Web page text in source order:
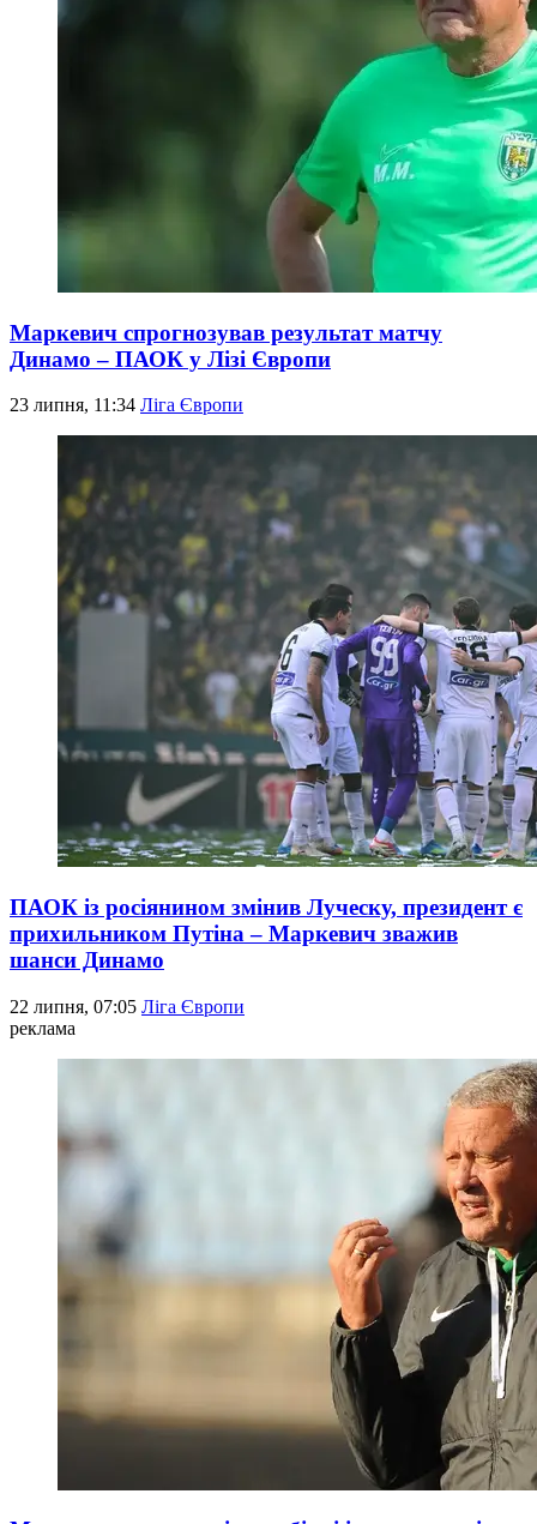
Маркевич спрогнозував результат матчу
Динамо – ПАОК у Лізі Європи
23 липня, 11:34 Ліга Європи
ПАОК із росіянином змінив Луческу, президент є
прихильником Путіна – Маркевич зважив
шанси Динамо
22 липня, 07:05 Ліга Європи
реклама